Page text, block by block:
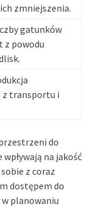
zmniejszenia.
gatunków
z powodu
z transportu i
do
na jakość
z coraz
dostępem do
planowaniu